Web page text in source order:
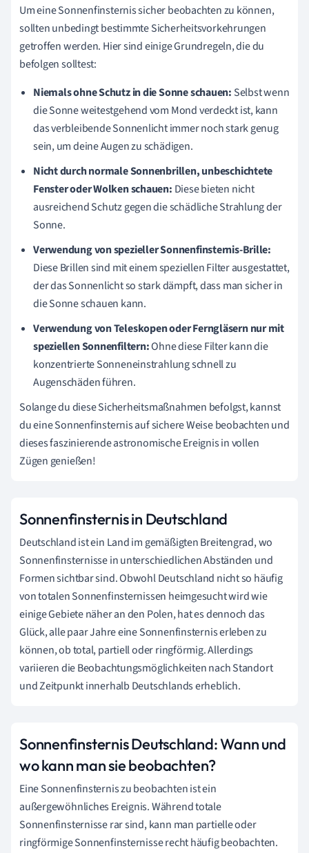
Um eine Sonnenfinsternis sicher beobachten zu können,
sollten unbedingt bestimmte Sicherheitsvorkehrungen
getroffen werden. Hier sind einige Grundregeln, die du
befolgen solltest:
Niemals ohne Schutz in die Sonne schauen: Selbst wenn
die Sonne weitestgehend vom Mond verdeckt ist, kann
das verbleibende Sonnenlicht immer noch stark genug
sein, um deine Augen zu schädigen.
Nicht durch normale Sonnenbrillen, unbeschichtete
Fenster oder Wolken schauen: Diese bieten nicht
ausreichend Schutz gegen die schädliche Strahlung der
Sonne.
Verwendung von spezieller Sonnenfinsternis-Brille:
Diese Brillen sind mit einem speziellen Filter ausgestattet,
der das Sonnenlicht so stark dämpft, dass man sicher in
die Sonne schauen kann.
Verwendung von Teleskopen oder Ferngläsern nur mit
speziellen Sonnenfiltern:Ohne diese Filter kann die
konzentrierte Sonneneinstrahlung schnell zu
Augenschäden führen.
Solange du diese Sicherheitsmaßnahmen befolgst, kannst
du eine Sonnenfinsternis auf sichere Weise beobachten und
dieses faszinierende astronomische Ereignis in vollen
Zügen genießen!
Sonnenfinsternis in Deutschland
Deutschland ist ein Land im gemäßigten Breitengrad, wo
Sonnenfinsternisse in unterschiedlichen Abständen und
Formen sichtbar sind. Obwohl Deutschland nicht so häufig
von totalen Sonnenfinsternissen heimgesucht wird wie
einige Gebiete näher an den Polen, hat es dennoch das
Glück, alle paar Jahre eine Sonnenfinsternis erleben zu
können, ob total, partiell oder ringförmig. Allerdings
variieren die Beobachtungsmöglichkeiten nach Standort
und Zeitpunkt innerhalb Deutschlands erheblich.
Sonnenfinsternis Deutschland: Wann und
wo kann man sie beobachten?
Eine Sonnenfinsternis zu beobachten ist ein
außergewöhnliches Ereignis. Während totale
Sonnenfinsternisse rar sind, kann man partielle oder
ringförmige Sonnenfinsternisse recht häufig beobachten.